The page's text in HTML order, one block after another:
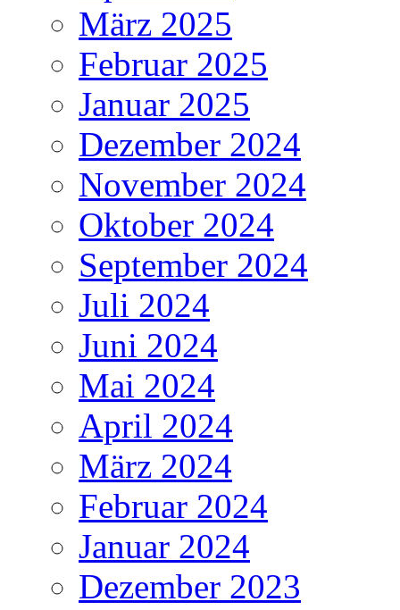
März 2025
Februar 2025
Januar 2025
Dezember 2024
November 2024
Oktober 2024
September 2024
Juli 2024
Juni 2024
Mai 2024
April 2024
März 2024
Februar 2024
Januar 2024
Dezember 2023